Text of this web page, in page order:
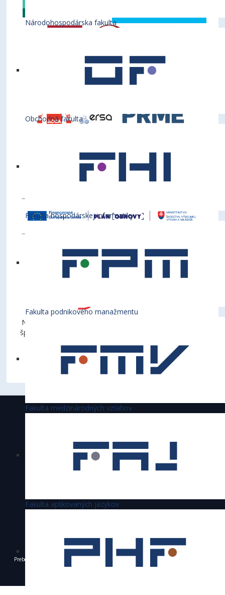
Národohospodárska fakulta
Obchodná fakulta
Fakulta hospodárskej informatiky
Fakulta podnikového manažmentu
Fakulta medzinárodných vzťahov
Fakulta aplikovaných jazykov
Názov projektu: Viacúčelová športová hala – univerzitné
športové centrum pri Ekonomickej univerzite v Bratislave
Obdobie: 1. 1. 2023 - 31.12.2023
Suma príspevku: 970 000 Eur
akreditovaná
Preberanie textov, fotografií a iných materiálov je dovolené výhradne len s povolením
Ekonomickej univerzity v Bratislave a s uvedením zdroja.